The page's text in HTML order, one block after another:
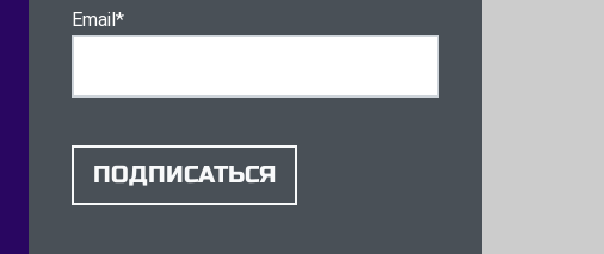
Email*
ПОДПИСАТЬСЯ